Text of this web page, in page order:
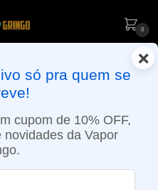
0
PAULO (SEG A SEX): PEDIDOS
VIA MOTOBOY
×
só pra quem se
cupom de 10% OFF,
da Vapor